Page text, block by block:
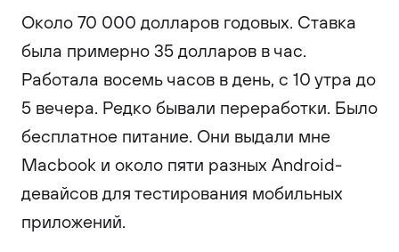
Около 70 000 долларов годовых. Ставка
была примерно 35 долларов в час.
Работала восемь часов в день, с 10 утра до
5 вечера. Редко бывали переработки. Было
бесплатное питание. Они выдали мне
Macbook и около пяти разных Android-
девайсов для тестирования мобильных
приложений.